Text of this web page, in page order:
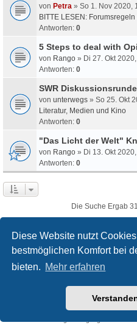
Diese Website nutzt
bestmöglichen Komfort bei
bieten. Mehr erfahren
von Petra » So 1. Nov 2020,
BITTE LESEN:
Antworten: 0
5 Steps to deal with
von Rango » Di 27. Okt
Antworten: 0
SWR Diskussionsrunde
von unterwegs » So 25. Okt
Literatur, Medien und Kino
Antworten: 0
"Das Licht der Welt"
von Rango » Di 13. Okt
Antworten: 0
Die Suche Ergab
Foren-Übersicht Kontakt
® Forum Software ©
phpBB.de
created by INVENTEA &